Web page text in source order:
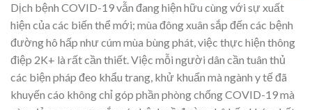
Dịch bệnh COVID-19 vẫn đang hiện hữu cùng với sự xuất
hiện của các biến thể mới; mùa đông xuân sắp đến các bệnh
đường hô hấp như cúm mùa bùng phát, việc thực hiện thông
điệp 2K+ là rất cần thiết. Việc mỗi người dân cần tuân thủ
các biện pháp đeo khẩu trang, khử khuẩn mà ngành y tế đã
khuyến cáo không chỉ góp phần phòng chống COVID-19 mà